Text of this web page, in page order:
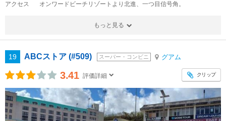
アクセス オンワードビーチリゾートより北進、一つ目信号角。
もっと見る
19 ABCストア (#509) スーパー・コンビニ グアム
3.41 評価詳細 クリップ